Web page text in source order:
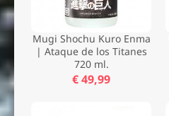
Mugi Shochu Kuro Enma
| Ataque de los Titanes
720 ml.
€ 49,99